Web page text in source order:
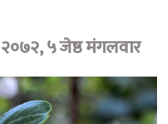
५ जेष्ठ मंगलवार